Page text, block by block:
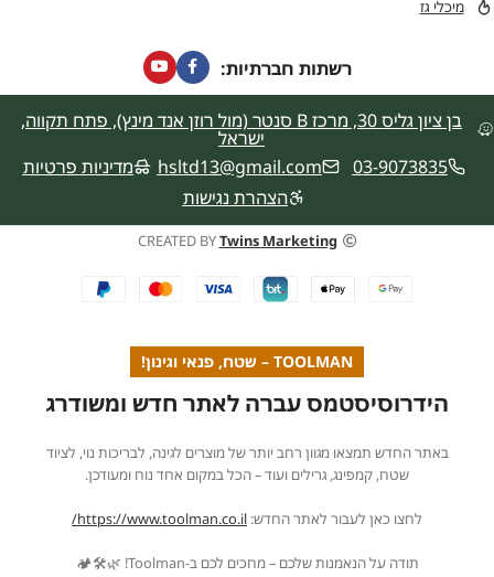
מיכלי גז
רשתות חברתיות:
בן ציון גליס 30, מרכז B סנטר (מול רוזן אנד מינץ), פתח תקווה,
ישראל
03-9073835
hsltd13@gmail.com
מדיניות פרטיות
הצהרת נגישות
CREATED BYTwins Marketing
TOOLMAN – שטח, פנאי וגינון!
הידרוסיסטמס עברה לאתר חדש ומשודרג
באתר החדש תמצאו מגוון רחב יותר של מוצרים לגינה, לבריכות נוי, לציוד
שטח, קמפינג, גרילים ועוד – הכל במקום אחד נוח ומעודכן.
לחצו כאן לעבור לאתר החדש: https://www.toolman.co.il/
תודה על הנאמנות שלכם – מחכים לכם ב-Toolman! 🌿🛠️🏕️